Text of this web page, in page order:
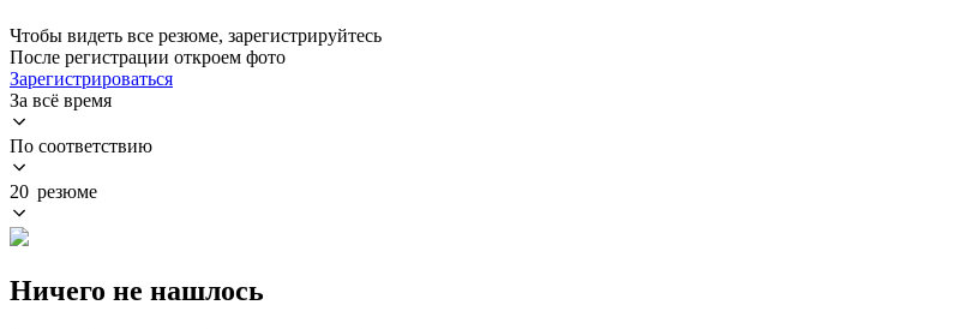
Чтобы видеть все резюме, зарегистрируйтесь
После регистрации откроем фото
Зарегистрироваться
За всё время
По соответствию
20 резюме
Ничего не нашлось